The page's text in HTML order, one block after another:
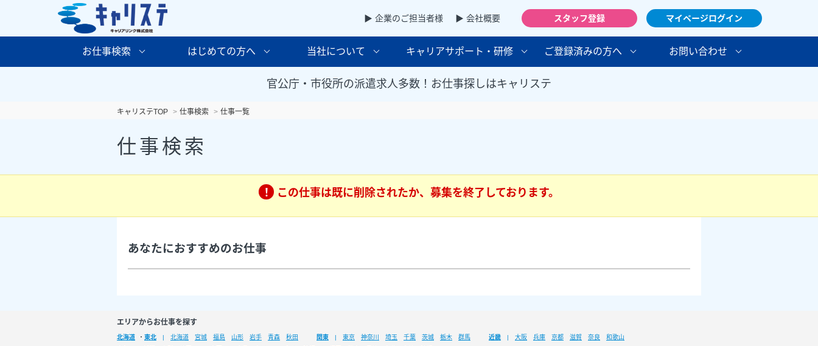
▶ 企業のご担当者様 ▶ 会社概要 スタッフ登録 マイページログイン
お仕事検索 はじめての方へ 当社について キャリアサポート・研修 ご登録済みの方へ お問い合わせ
官公庁・市役所の派遣求人多数！お仕事探しはキャリステ
キャリステTOP 仕事検索 仕事一覧
仕事検索
この仕事は既に削除されたか、募集を終了しております。
あなたにおすすめのお仕事
エリアからお仕事を探す
北海道 ・ 東北 北海道 宮城 福島 山形 岩手 青森 秋田 関東 東京 神奈川 埼玉 千葉 茨城 栃木 群馬 近畿 大阪 兵庫 京都 滋賀 奈良
和歌山